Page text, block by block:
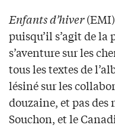
Enfants d’hiver
puisqu’il s’agit de la
s’aventure sur les
tous les textes de
lésiné sur les
douzaine, et pas
Souchon, et le